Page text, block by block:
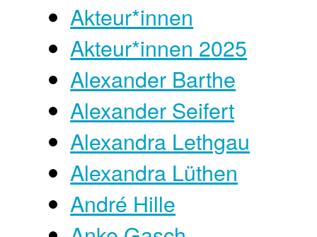
Akteur*innen
Akteur*innen 2025
Alexander Barthe
Alexander Seifert
Alexandra Lethgau
Alexandra Lüthen
André Hille